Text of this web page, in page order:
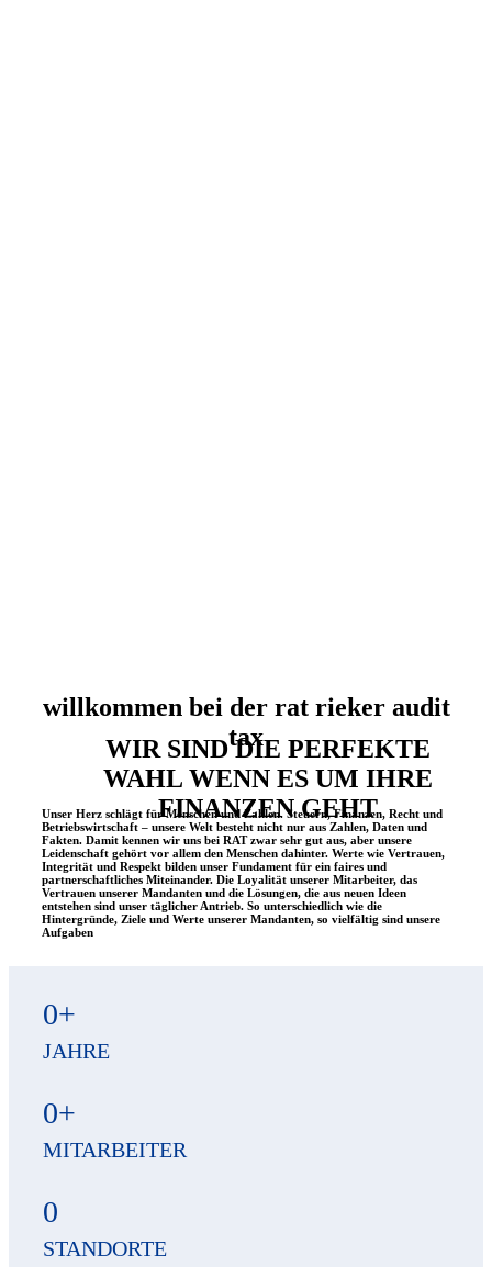
willkommen bei der rat rieker audit
tax
WIR SIND DIE PERFEKTE
WAHL WENN ES UM IHRE
FINANZEN GEHT
Unser Herz schlägt für Menschen und Zahlen. Steuern, Finanzen, Recht und
Betriebswirtschaft – unsere Welt besteht nicht nur aus Zahlen, Daten und
Fakten. Damit kennen wir uns bei RAT zwar sehr gut aus, aber unsere
Leidenschaft gehört vor allem den Menschen dahinter. Werte wie Vertrauen,
Integrität und Respekt bilden unser Fundament für ein faires und
partnerschaftliches Miteinander. Die Loyalität unserer Mitarbeiter, das
Vertrauen unserer Mandanten und die Lösungen, die aus neuen Ideen
entstehen sind unser täglicher Antrieb. So unterschiedlich wie die
Hintergründe, Ziele und Werte unserer Mandanten, so vielfältig sind unsere
Aufgaben
0+
JAHRE
0+
MITARBEITER
0
STANDORTE